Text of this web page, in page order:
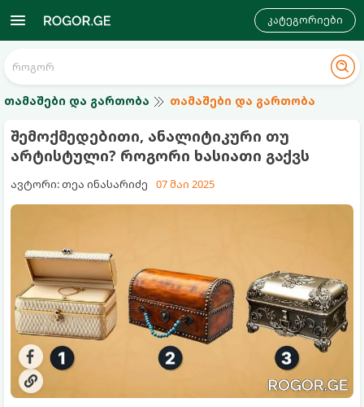
კატეგორიები
თამაშები და გართობა თამაშები და გართობა
შემოქმედებითი, ანალიტიკური თუ
არტისტული? როგორი ხასიათი გაქვს
ავტორი: თეა ინასარიძე 07 მაი 2025